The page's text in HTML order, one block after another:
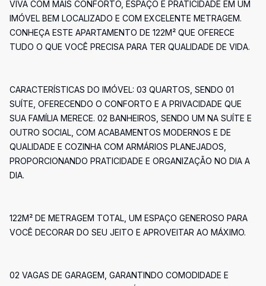
VIVA COM MAIS CONFORTO, ESPAÇO E PRATICIDADE EM UM
IMÓVEL BEM LOCALIZADO E COM EXCELENTE METRAGEM.
CONHEÇA ESTE APARTAMENTO DE 122M² QUE OFERECE
TUDO O QUE VOCÊ PRECISA PARA TER QUALIDADE DE VIDA.
CARACTERÍSTICAS DO IMÓVEL: 03 QUARTOS, SENDO 01
SUÍTE, OFERECENDO O CONFORTO E A PRIVACIDADE QUE
SUA FAMÍLIA MERECE. 02 BANHEIROS, SENDO UM NA SUÍTE E
OUTRO SOCIAL, COM ACABAMENTOS MODERNOS E DE
QUALIDADE E COZINHA COM ARMÁRIOS PLANEJADOS,
PROPORCIONANDO PRATICIDADE E ORGANIZAÇÃO NO DIA A
DIA.
122M² DE METRAGEM TOTAL, UM ESPAÇO GENEROSO PARA
VOCÊ DECORAR DO SEU JEITO E APROVEITAR AO MÁXIMO.
02 VAGAS DE GARAGEM, GARANTINDO COMODIDADE E